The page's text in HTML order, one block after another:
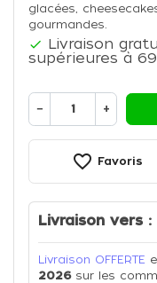
glacées,
gourmandes.
 Livraison
supérieures à
− +
favorite_border Favoris
Livraison vers :
Livraison OFFERTE
2026sur les